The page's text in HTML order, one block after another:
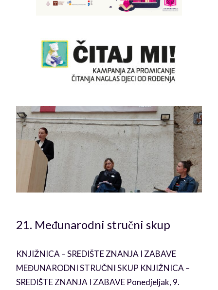
21. Međunarodni stručni skup
KNJIŽNICA – SREDIŠTE ZNANJA I ZABAVE
MEĐUNARODNI STRUČNI SKUP KNJIŽNICA –
SREDIŠTE ZNANJA I ZABAVE Ponedjeljak, 9.